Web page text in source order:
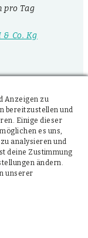
pro Tag
Anzeigen zu
bereitzustellen und
Einige dieser
es uns,
analysieren und
deine Zustimmung
ändern.
unserer